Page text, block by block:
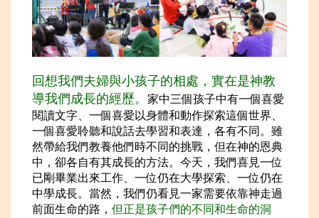
回想我們夫婦與小孩子的相處，實在是神教
導我們成長的經歷。 家中三個孩子中有一個喜愛
閱讀文字、一個喜愛以身體和動作探索這個世界、
一個喜愛聆聽和說話去學習和表達，各有不同。雖
然帶給我們教養他們時不同的挑戰，但在神的恩典
中，卻各自有其成長的方法。今天，我們喜見一位
已剛畢業出來工作、一位仍在大學探索、一位仍在
中學成長。當然，我們仍看見一家需要依靠神走過
前面生命的路， 但正是孩子們的不同和生命的洞